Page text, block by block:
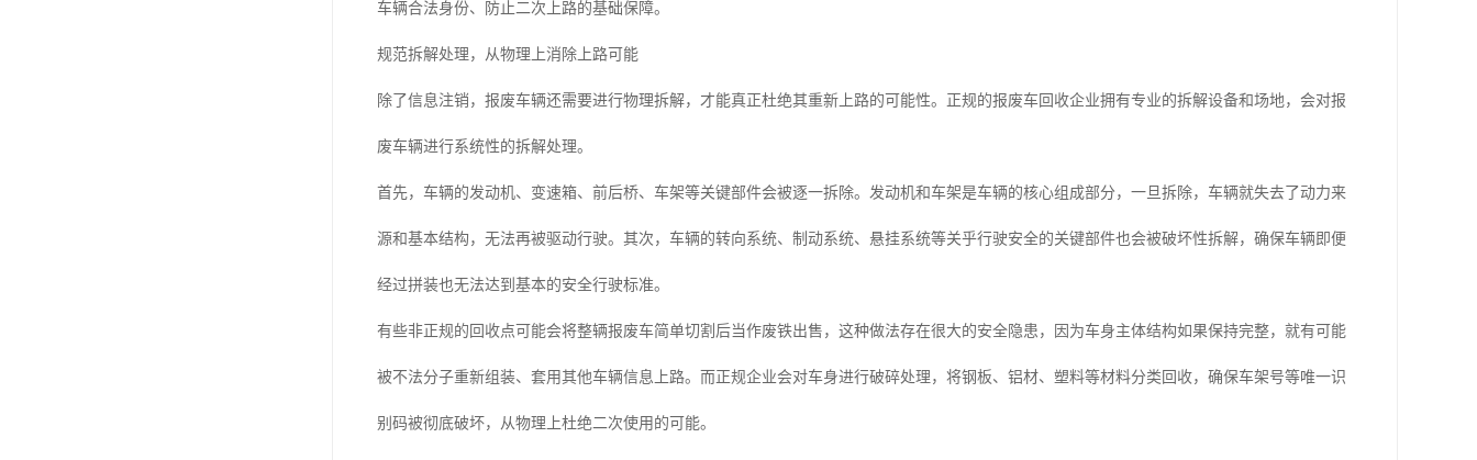
车辆合法身份、防止二次上路的基础保障。
规范拆解处理，从物理上消除上路可能
除了信息注销，报废车辆还需要进行物理拆解，才能真正杜绝其重新上路的可能性。正规的报废车回收企业拥有专业的拆解设备和场地，会对报
废车辆进行系统性的拆解处理。
首先，车辆的发动机、变速箱、前后桥、车架等关键部件会被逐一拆除。发动机和车架是车辆的核心组成部分，一旦拆除，车辆就失去了动力来
源和基本结构，无法再被驱动行驶。其次，车辆的转向系统、制动系统、悬挂系统等关乎行驶安全的关键部件也会被破坏性拆解，确保车辆即便
经过拼装也无法达到基本的安全行驶标准。
有些非正规的回收点可能会将整辆报废车简单切割后当作废铁出售，这种做法存在很大的安全隐患，因为车身主体结构如果保持完整，就有可能
被不法分子重新组装、套用其他车辆信息上路。而正规企业会对车身进行破碎处理，将钢板、铝材、塑料等材料分类回收，确保车架号等唯一识
别码被彻底破坏，从物理上杜绝二次使用的可能。